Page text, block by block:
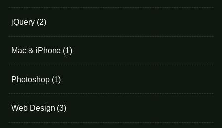
jQuery (2)
Mac & iPhone (1)
Photoshop (1)
Web Design (3)